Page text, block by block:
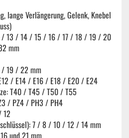
lange Verlängerung, Gelenk, Knebel
/ 13 / 14 / 15 / 16 / 17 / 18 / 19 / 20
mm
/ 19 / 22 mm
/ E14 / E16 / E18 / E20 / E24
T40 / T45 / T50 / T55
/ PZ4 / PH3 / PH4
12
7 / 8 / 10 / 12 / 14 mm